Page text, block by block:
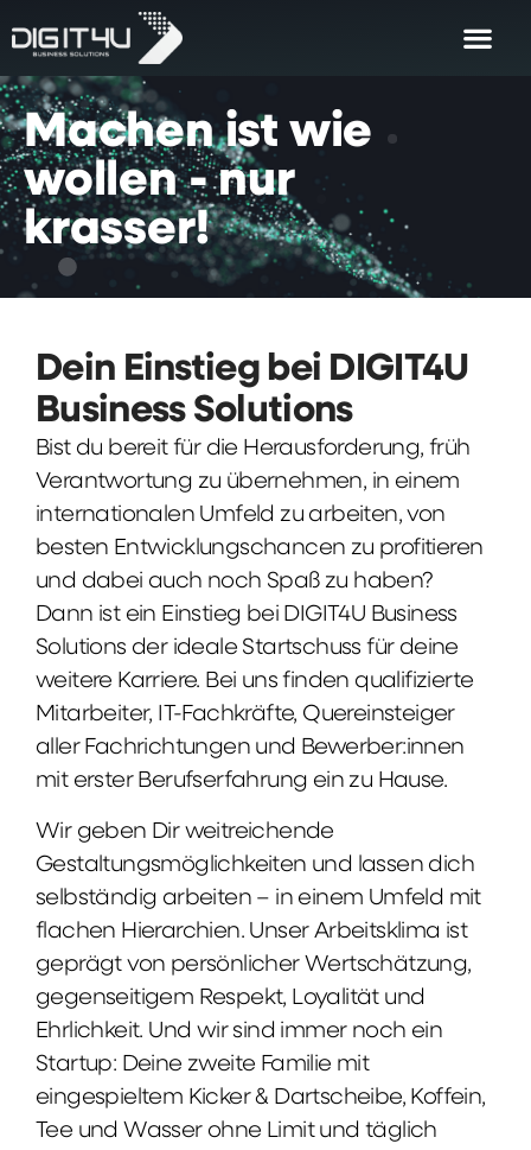
Machen ist wie
wollen - nur
krasser!
Dein Einstieg bei DIGIT4U
Business Solutions
Bist du bereit für die Herausforderung, früh
Verantwortung zu übernehmen, in einem
internationalen Umfeld zu arbeiten, von
besten Entwicklungschancen zu profitieren
und dabei auch noch Spaß zu haben?
Dann ist ein Einstieg bei DIGIT4U Business
Solutions der ideale Startschuss für deine
weitere Karriere. Bei uns finden qualifizierte
Mitarbeiter, IT-Fachkräfte, Quereinsteiger
aller Fachrichtungen und Bewerber:innen
mit erster Berufserfahrung ein zu Hause.
Wir geben Dir weitreichende
Gestaltungsmöglichkeiten und lassen dich
selbständig arbeiten – in einem Umfeld mit
flachen Hierarchien. Unser Arbeitsklima ist
geprägt von persönlicher Wertschätzung,
gegenseitigem Respekt, Loyalität und
Ehrlichkeit. Und wir sind immer noch ein
Startup: Deine zweite Familie mit
eingespieltem Kicker & Dartscheibe, Koffein,
Tee und Wasser ohne Limit und täglich